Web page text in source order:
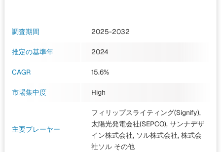
調査期間 2025-2032
推定の基準年 2024
CAGR 15.6%
市場集中度 High
主要プレーヤー
フィリップスライティング(Signify),
太陽光発電会社(SEPCO), サンナデザ
イン株式会社, ソル株式会社, 株式会
社ソル その他